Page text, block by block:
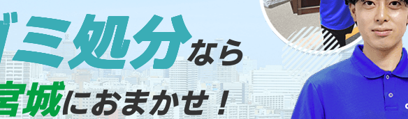
処分なら
城におまかせ！